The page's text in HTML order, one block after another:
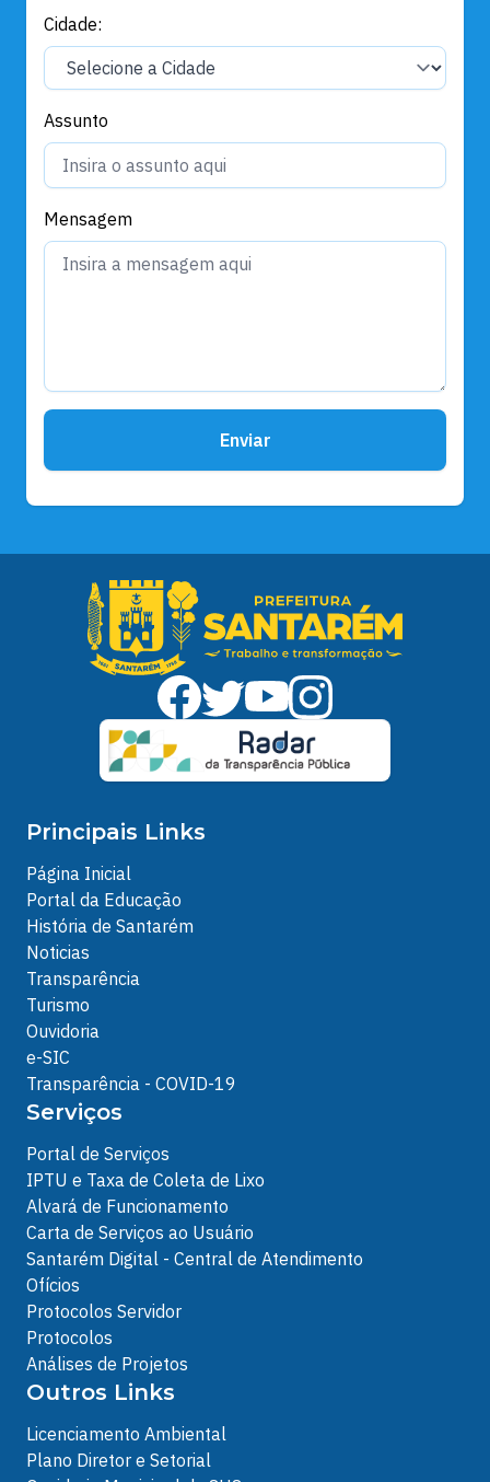
Cidade:
Assunto
Mensagem
Enviar
Principais Links
Página Inicial
Portal da Educação
História de Santarém
Noticias
Transparência
Turismo
Ouvidoria
e-SIC
Transparência - COVID-19
Serviços
Portal de Serviços
IPTU e Taxa de Coleta de Lixo
Alvará de Funcionamento
Carta de Serviços ao Usuário
Santarém Digital - Central de Atendimento
Ofícios
Protocolos Servidor
Protocolos
Análises de Projetos
Outros Links
Licenciamento Ambiental
Plano Diretor e Setorial